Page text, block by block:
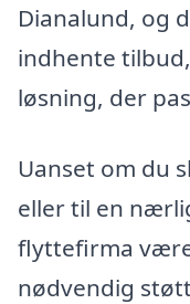
Dianalund, og
indhente
løsning, der
Uanset om du
eller til en
flyttefirma
nødvendig